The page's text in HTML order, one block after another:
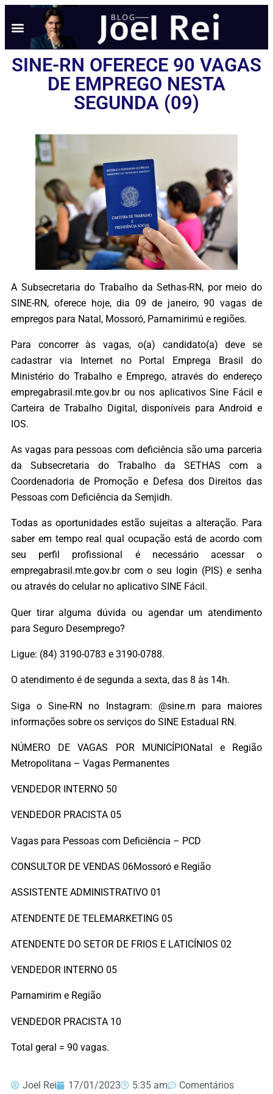
SINE-RN OFERECE 90 VAGAS
DE EMPREGO NESTA
SEGUNDA (09)
A Subsecretaria do Trabalho da Sethas-RN, por meio do
SINE-RN, oferece hoje, dia 09 de janeiro, 90 vagas de
empregos para Natal, Mossoró, Parnamirimú e regiões.
Para concorrer às vagas, o(a) candidato(a) deve se
cadastrar via Internet no Portal Emprega Brasil do
Ministério do Trabalho e Emprego, através do endereço
empregabrasil.mte.gov.br ou nos aplicativos Sine Fácil e
Carteira de Trabalho Digital, disponíveis para Android e
IOS.
As vagas para pessoas com deficiência são uma parceria
da Subsecretaria do Trabalho da SETHAS com a
Coordenadoria de Promoção e Defesa dos Direitos das
Pessoas com Deficiência da Semjidh.
Todas as oportunidades estão sujeitas a alteração. Para
saber em tempo real qual ocupação está de acordo com
seu perfil profissional é necessário acessar o
empregabrasil.mte.gov.br com o seu login (PIS) e senha
ou através do celular no aplicativo SINE Fácil.
Quer tirar alguma dúvida ou agendar um atendimento
para Seguro Desemprego?
Ligue: (84) 3190-0783 e 3190-0788.
O atendimento é de segunda a sexta, das 8 às 14h.
Siga o Sine-RN no Instagram: @sine.rn para maiores
informações sobre os serviços do SINE Estadual RN.
NÚMERO DE VAGAS POR MUNICÍPIONatal e Região
Metropolitana – Vagas Permanentes
VENDEDOR INTERNO 50
VENDEDOR PRACISTA 05
Vagas para Pessoas com Deficiência – PCD
CONSULTOR DE VENDAS 06Mossoró e Região
ASSISTENTE ADMINISTRATIVO 01
ATENDENTE DE TELEMARKETING 05
ATENDENTE DO SETOR DE FRIOS E LATICÍNIOS 02
VENDEDOR INTERNO 05
Parnamirim e Região
VENDEDOR PRACISTA 10
Total geral = 90 vagas.
Joel Rei 17/01/2023 5:35 am Comentários